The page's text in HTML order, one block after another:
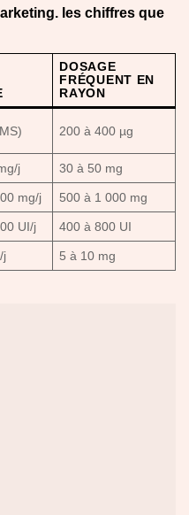
les chiffres que
DOSAGE
FRÉQUENT EN
RAYON
200 à 400 µg
j 30 à 50 mg
mg/j 500 à 1 000 mg
UI/j 400 à 800 UI
j 5 à 10 mg